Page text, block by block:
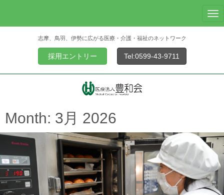
N
a
a
志摩、鳥羽、伊勢に広がる医療・介護・福祉のネットワーク
採用エントリー Tel:0599-43-9711
Month: 3月 2026